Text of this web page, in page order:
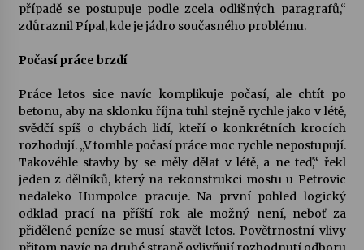
Ozvěny prázdnin
Za kulturou kousek za Humpolec. V Želivě ožije
odkaz Josefa Čapka
13. 7. 2026
Varhanní recitál Michala Novenka v Klášteře
Želiv
3. 7. 2026
Petr Adamec – Malovaný svět
případě se postupuje podle zcela odlišných paragrafů,“
zdůraznil Pípal, kde je jádro současného problému.
Počasí práce brzdí
Práce letos sice navíc komplikuje počasí, ale chtít po
betonu, aby na sklonku října tuhl stejně rychle jako v létě,
svědčí spíš o chybách lidí, kteří o konkrétních krocích
rozhodují. „V tomhle počasí práce moc rychle nepostupují.
Takovéhle stavby by se měly dělat v létě, a ne teď,“ řekl
jeden z dělníků, který na rekonstrukci mostu u Petrovic
nedaleko Humpolce pracuje. Na první pohled logický
odklad prací na příští rok ale možný není, neboť za
přidělené peníze se musí stavět letos. Povětrnostní vlivy